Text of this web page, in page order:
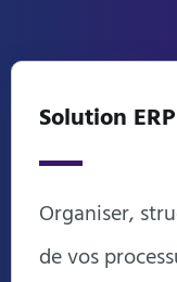
Solution
Organiser,
de vos